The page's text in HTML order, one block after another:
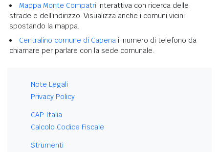
Mappa Monte Compatri interattiva con ricerca delle
strade e dell'indirizzo. Visualizza anche i comuni vicini
spostando la mappa.
Centralino comune di Capena il numero di telefono da
chiamare per parlare con la sede comunale.
Note Legali
Privacy Policy
CAP Italia
Calcolo Codice Fiscale
Strumenti